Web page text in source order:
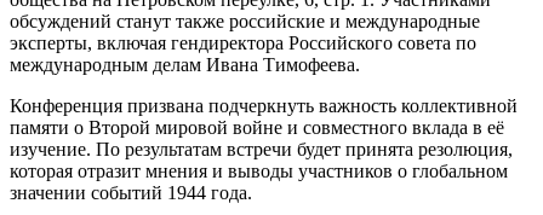
обсуждений станут также российские и международные
эксперты, включая гендиректора Российского совета по
международным делам Ивана Тимофеева.
Конференция призвана подчеркнуть важность коллективной
памяти о Второй мировой войне и совместного вклада в её
изучение. По результатам встречи будет принята резолюция,
которая отразит мнения и выводы участников о глобальном
значении событий 1944 года.